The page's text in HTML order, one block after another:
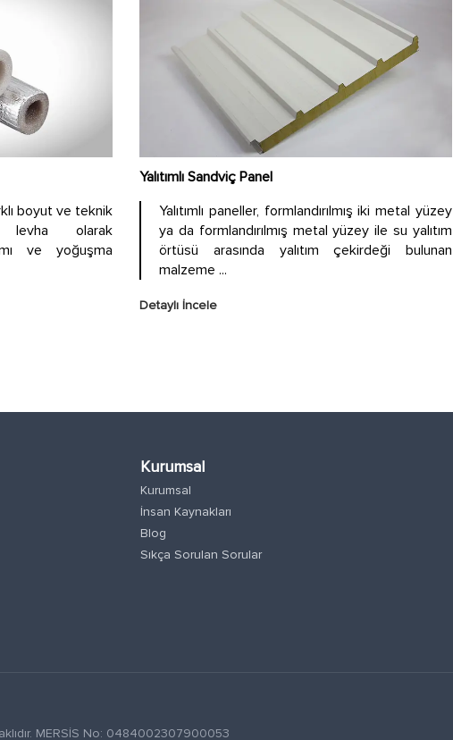
boyut ve teknik
olarak
ve yoğuşma
Yalıtımlı Sandviç Panel
Yalıtımlı paneller, formlandırılmış iki metal yüzey
ya da formlandırılmış metal yüzey ile su yalıtım
örtüsü arasında yalıtım çekirdeği bulunan
malzeme ...
Detaylı İncele
Kurumsal
Kurumsal
İnsan Kaynakları
Blog
Sıkça Sorulan Sorular
MERSİS No: 0484002307900053